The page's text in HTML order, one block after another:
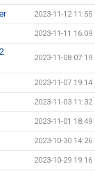
2023-11-12 11:55
2023-11-11 16:09
2023-11-08 07:19
2023-11-07 19:14
2023-11-03 11:32
2023-11-01 18:49
2023-10-30 14:26
2023-10-29 19:16